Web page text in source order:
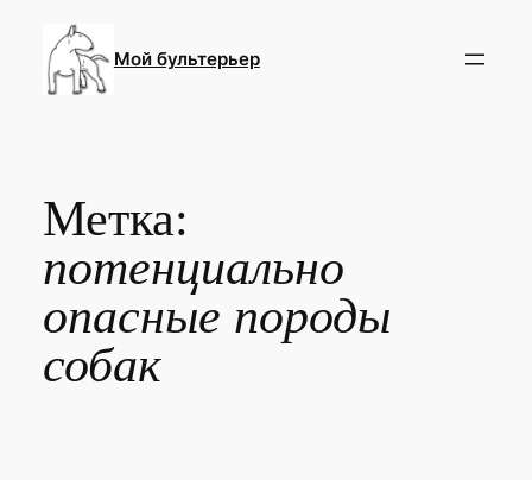
содержимому
Мой бультерьер
Метка:
потенциально
опасные породы
собак